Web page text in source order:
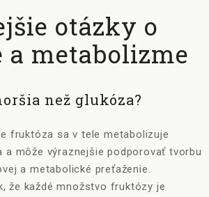
otázky o
a metabolizme
než glukóza?
fruktóza sa v tele metabolizuje
a môže výraznejšie podporovať tvorbu
a metabolické preťaženie.
že každé množstvo fruktózy je